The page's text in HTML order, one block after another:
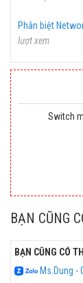
Phân biệt
lượt xem
Switch
BẠN CŨNG
BẠN CŨNG CÓ
Ms.Dung -